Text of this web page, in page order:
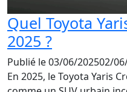
Quel Toyota
2025 ?
Publié le03/06/202502/
En 2025, le Toyota Yaris